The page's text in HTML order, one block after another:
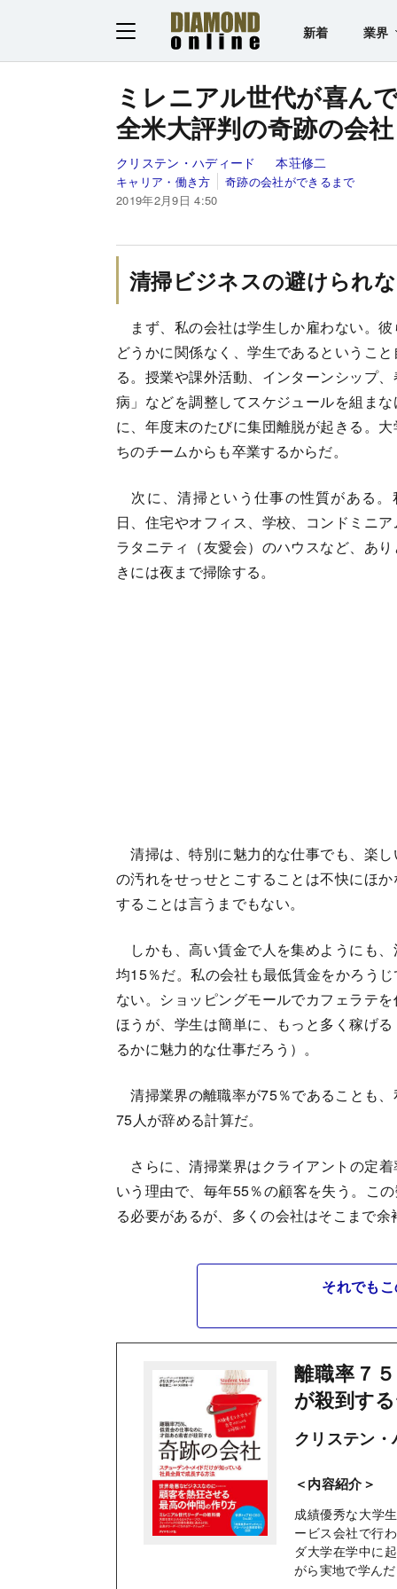
新着 業界
ミレニアル世代が喜ん
全米大評判の奇跡の会
クリステン・ハディード 本荘修二
キャリア・働き方
奇跡の会社ができるまで
2019年2月9日 4:50
清掃ビジネスの避けられ
まず、私の会社は学生しか雇わない。
どうかに関係なく、学生であるというこ
る。授業や課外活動、インターンシップ
病」などを調整してスケジュールを組ま
に、年度末のたびに集団離脱が起きる。
ちのチームからも卒業するからだ。
次に、清掃という仕事の性質がある
日、住宅やオフィス、学校、コンドミニ
ラタニティ（友愛会）のハウスなど、あ
きには夜まで掃除する。
清掃は、特別に魅力的な仕事でも、楽
の汚れをせっせとこすることは不快にほ
することは言うまでもない。
しかも、高い賃金で人を集めようにも
均15％だ。私の会社も最低賃金をかろう
ない。ショッピングモールでカフェラテ
ほうが、学生は簡単に、もっと多く稼げ
るかに魅力的な仕事だろう）。
清掃業界の離職率が75％であることも
75人が辞める計算だ。
さらに、清掃業界はクライアントの定
いう理由で、毎年55％の顧客を失う。こ
る必要があるが、多くの会社はそこまで
それでも
離職率７
が殺到す
クリステン
＜内容紹介＞
成績優秀な大学
ービス会社で行
ダ大学在学中に
がら実地で学ん